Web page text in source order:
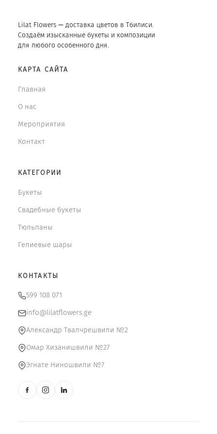
Lilat Flowers — доставка цветов в Тбилиси.
Создаём изысканные букеты и композиции
для любого особенного дня.
КАРТА САЙТА
Главная
О нас
Мероприятия
Контакт
КАТЕГОРИИ
Букеты
Свадебные букеты
Тюльпаны
Гелиевые шары
КОНТАКТЫ
599 108 071
info@lilatflowers.ge
Александр Твалчрешвили №2
Омар Хизанишвили №27
Эгнате Ниношвили №7